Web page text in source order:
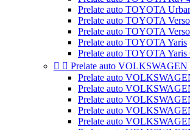
Prelate auto TOYOTA
Prelate auto TOYOTA Verso
Prelate auto TOYOTA
Prelate auto TOYOTA Yaris
Prelate auto TOYOTA Yaris
  Prelate auto VOLKSWAGEN
Prelate auto
Prelate auto
Prelate auto
Prelate auto
Prelate auto